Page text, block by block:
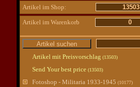
Artikel im Shop: 13503
Artikel im Warenkorb 0
Artikel mit Preisvorschlag (13503)
Send Your best price (13503)
Fotoshop - Militaria 1933-1945 (10177)